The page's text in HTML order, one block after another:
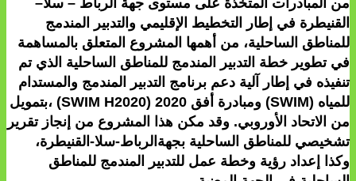
القنيطرة في إطار التخطيط الإقليمي والتدبير المندمج
للمناطق الساحلية، من أهمها المشروع المتعلق بالمساهمة
في تطوير خطة التدبير المندمج للمناطق الساحلية الذي تم
تنفيذه في إطار آلية دعم برنامج التدبير المندمج والمستدام
للمياه (SWIM) ومبادرة أفق 2020 (SWIM H2020) ،بتمويل
من الاتحاد الأوروبي. وقد مكن هذا المشروع من إنجاز تقرير
تشخيصي للمناطق الساحلية بجهةالرباط-سلا-القنيطرة،
وكذا إعداد رؤية وخطة عمل للتدبير المندمج للمناطق